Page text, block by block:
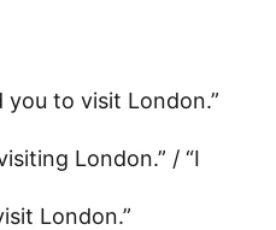
you to visit London.”
London.” / “I
London.”